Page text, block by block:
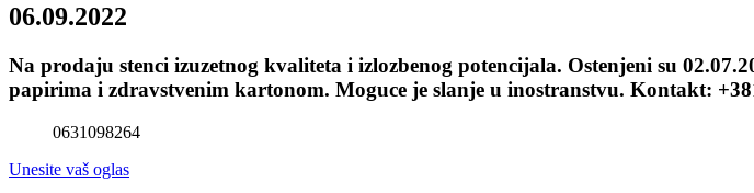
06.09.2022
Na prodaju stenci izuzetnog kvaliteta i izlozbenog potencijala. Ostenjeni su
papirima i zdravstvenim kartonom. Moguce je slanje u inostranstvu. Kontakt:
0631098264
Unesite vaš oglas